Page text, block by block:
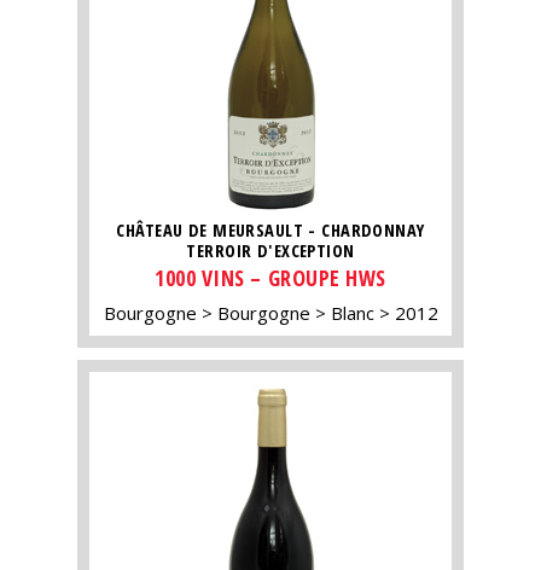
CHÂTEAU DE MEURSAULT - CHARDONNAY
TERROIR D'EXCEPTION
1000 VINS – GROUPE HWS
Bourgogne Bourgogne Blanc 2012